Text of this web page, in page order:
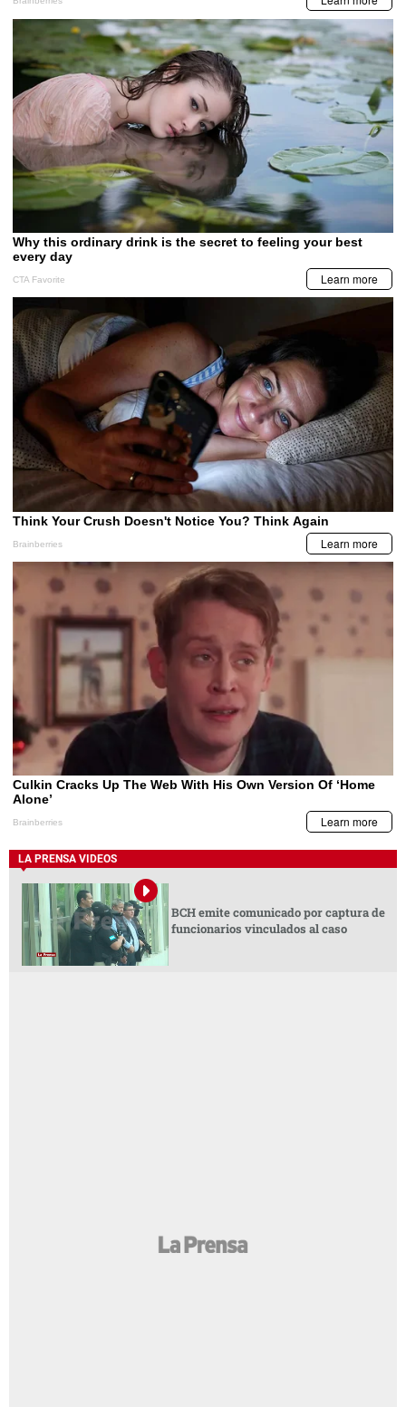
LA PRENSA VIDEOS
BCH emite comunicado por captura de
funcionarios vinculados al caso